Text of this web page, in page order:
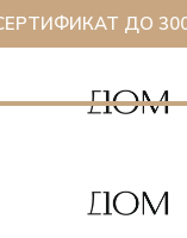
ДО 300